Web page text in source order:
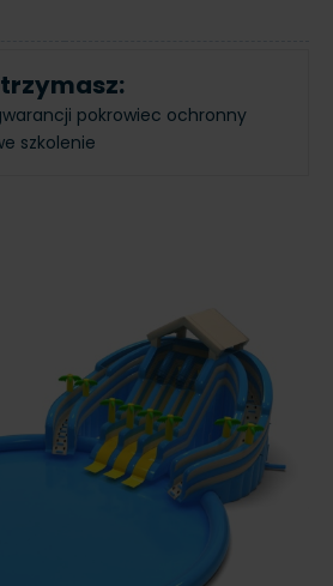
pokrowiec ochronny
szkolenie